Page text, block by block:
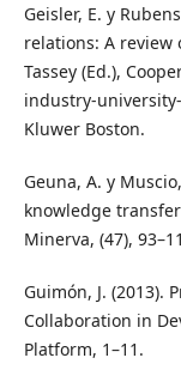
Geisler, E. y
relations: A review
Tassey (Ed.),
industry-
Kluwer Boston.
Geuna, A. y
knowledge
Minerva, (47),
Guimón, J. (2013).
Collaboration in
Platform, 1–11.